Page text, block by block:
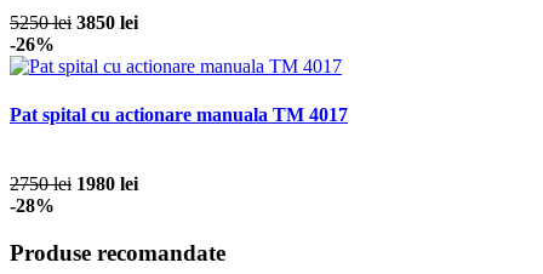
5250 lei 3850 lei
-26%
Pat spital cu actionare manuala TM 4017
2750 lei 1980 lei
-28%
Produse recomandate